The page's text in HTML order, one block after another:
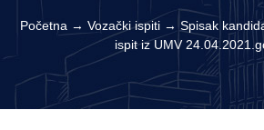
Početna → Vozački ispiti→ Spisak
ispit iz UMV